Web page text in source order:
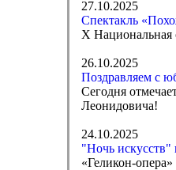
27.10.2025
Спектакль
Х Национальная
26.10.2025
Поздравляем с
Сегодня
Леонидовича!
24.10.2025
"Ночь искусств"
«Геликон-